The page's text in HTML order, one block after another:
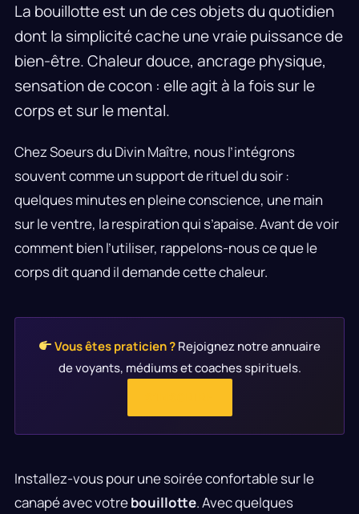
La bouillotte est un de ces objets du quotidien
dont la simplicité cache une vraie puissance de
bien-être. Chaleur douce, ancrage physique,
sensation de cocon : elle agit à la fois sur le
corps et sur le mental.
Chez Soeurs du Divin Maître, nous l’intégrons
souvent comme un support de rituel du soir :
quelques minutes en pleine conscience, une main
sur le ventre, la respiration qui s’apaise. Avant de voir
comment bien l’utiliser, rappelons-nous ce que le
corps dit quand il demande cette chaleur.
Vous êtes praticien ?Rejoignez notre annuaire
de voyants, médiums et coaches spirituels.
Installez-vous pour une soirée confortable sur le
canapé avec votrebouillotte. Avec quelques